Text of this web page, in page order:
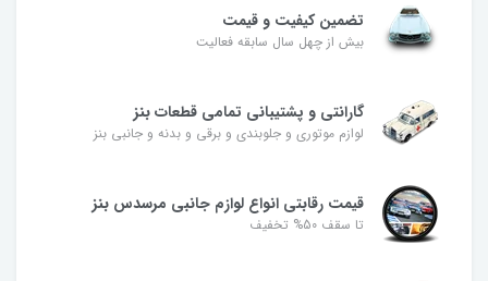
تضمین کیفیت و قیمت
بیش از چهل سال سابقه فعالیت
گارانتی و پشتیبانی تمامی قطعات بنز
لوازم موتوری و جلوبندی و برقی و بدنه و جانبی بنز
قیمت رقابتی انواع لوازم جانبی مرسدس بنز
تا سقف 50% تخفیف